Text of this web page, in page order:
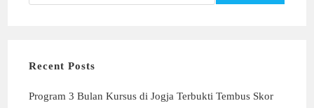
Recent Posts
Program 3 Bulan Kursus di Jogja Terbukti Tembus Skor